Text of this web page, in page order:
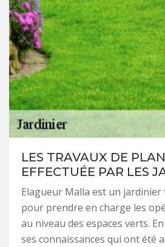
LES TRAVAUX DE
EFFECTUÉE PAR LES
Elagueur Malla est un
pour prendre en charge les
au niveau des espaces verts.
ses connaissances qui ont été